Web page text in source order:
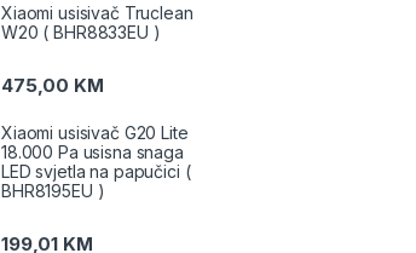
Xiaomi usisivač Truclean
W20 ( BHR8833EU )
475,00 KM
Xiaomi usisivač G20 Lite
18.000 Pa usisna snaga
LED svjetla na papučici (
BHR8195EU )
199,01 KM